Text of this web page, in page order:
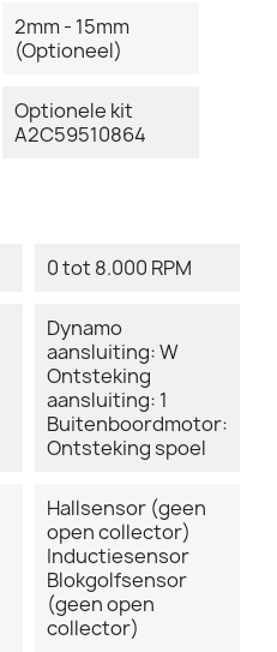
2mm - 15mm
(Optioneel)
Optionele kit
A2C59510864
0 tot 8.000 RPM
Dynamo
aansluiting: W
Ontsteking
aansluiting: 1
Buitenboordmotor:
Ontsteking spoel
Hallsensor (geen
open collector)
Inductiesensor
Blokgolfsensor
(geen open
collector)